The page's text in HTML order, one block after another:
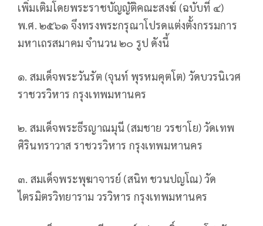
เพิ่มเติมโดยพระราชบัญญัติคณะสงฆ์ (ฉบับที่ ๔)
พ.ศ. ๒๕๖๑ จึงทรงพระกรุณาโปรดแต่งตั้งกรรมการ
มหาเถรสมาคม จำนวน ๒๐ รูป ดังนี้
๑. สมเด็จพระวันรัต (จุนท์ พุรหมคุตโต) วัดบวรนิเวศ
ราชวรวิหาร กรุงเทพมหานคร
๒. สมเด็จพระธีรญาณมุนี (สมชาย วรชาโย) วัดเทพ
ศิรินทราวาส ราชวรวิหาร กรุงเทพมหานคร
๓. สมเด็จพระพุฆาจารย์ (สนิท ชวนปญโณ) วัด
ไตรมิตรวิทยาราม วรวิหาร กรุงเทพมหานคร